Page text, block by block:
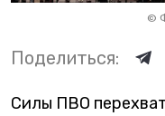
©
Поделиться:
Силы ПВО